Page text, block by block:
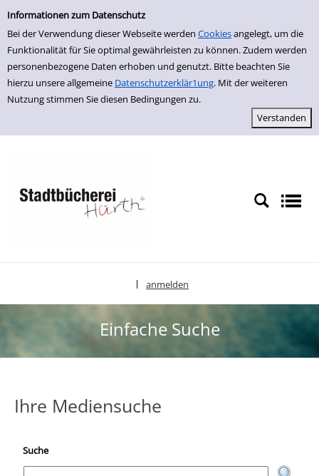
Einfache Suche
Informationen zum Datenschutz
Bei der Verwendung dieser Webseite werden Cookiesangelegt, um die
Funktionalität für Sie optimal gewährleisten zu können. Zudem werden
personenbezogene Daten erhoben und genutzt. Bitte beachten Sie
hierzu unsere allgemeine Datenschutzerklär1ung. Mit der weiteren
Nutzung stimmen Sie diesen Bedingungen zu.
zur Navigation springen
zum Inhalt springen
Zur Detailanzeige springen
anmelden
Einfache Suche
Ihre Mediensuche
Suche